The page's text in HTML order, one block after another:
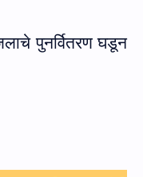
पुनर्वितरण घडून